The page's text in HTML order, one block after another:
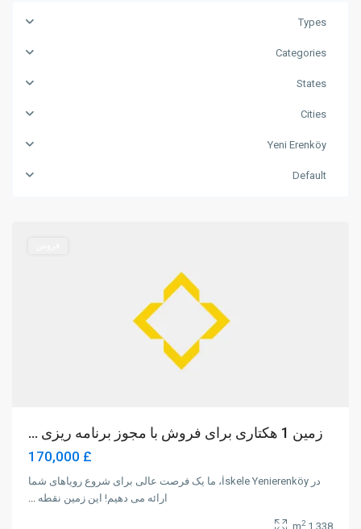
Types
Categories
States
Cities
Yeni Erenköy
Default
Yeni
زمین 1 هکتاری برای فروش با مجوز برنامه ریزی ...
£ 170,000
در İskele Yenierenköy، ما یک فرصت عالی برای شروع رویاهای شما
ارائه می دهیم! این زمین نقطه ...
1,338 m
2